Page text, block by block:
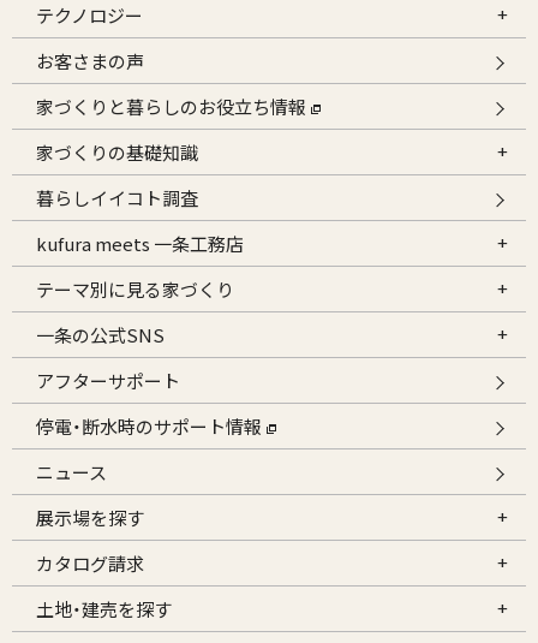
テクノロジー
お客さまの声
家づくりと暮らしのお役立ち情報
家づくりの基礎知識
暮らしイイコト調査
kufura meets 一条工務店
テーマ別に見る家づくり
一条の公式SNS
アフターサポート
停電・断水時のサポート情報
ニュース
展示場を探す
カタログ請求
土地・建売を探す